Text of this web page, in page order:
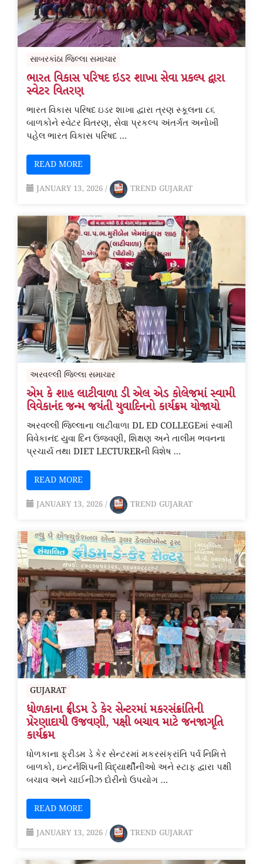
સાબરકાંઠા જિલ્લા સમાચાર
ભારત વિકાસ પરિષદ ઇડર શાખા સેવા પ્રકલ્પ દ્વારા
સ્વેટર વિતરણ
ભારત વિકાસ પરિષદ ઇડર શાખા દ્વારા ત્રણ સ્કૂલના ૮૬
બાળકોને સ્વેટર વિતરણ, સેવા પ્રકલ્પ અંતર્ગત અનોખી
પહેલ ભારત વિકાસ પરિષદ …
READ MORE
JANUARY 13, 2026 / TREND GUJARAT
અરવલ્લી જિલ્લા સમાચાર
એમ કે શાહ લાટીવાળા ડી એલ એડ કોલેજમાં સ્વામી
વિવેકાનંદ જન્મ જયંતી યુવાદિનનો કાર્યક્રમ યોજાયો
અરવલ્લી જિલ્લાના લાટીવાળા DL ED COLLEGEમાં સ્વામી
વિવેકાનંદ યુવા દિન ઉજવણી, શિક્ષણ અને તાલીમ ભવનના
પ્રચાર્ય તથા DIET LECTURERની વિશેષ …
READ MORE
JANUARY 13, 2026 / TREND GUJARAT
GUJARAT
ધોળકાના ફ્રીડમ ડે કેર સેન્ટરમાં મકરસંક્રાંતિની
પ્રેરણાદાયી ઉજવણી, પક્ષી બચાવ માટે જનજાગૃતિ
કાર્યક્રમ
ધોળકાના ફ્રીડમ ડે કેર સેન્ટરમાં મકરસંક્રાંતિ પર્વ નિમિત્તે
બાળકો, ઇન્ટર્નશિપની વિદ્યાર્થીનીઓ અને સ્ટાફ દ્વારા પક્ષી
બચાવ અને ચાઈનીઝ દોરીનો ઉપયોગ …
READ MORE
JANUARY 13, 2026 / TREND GUJARAT